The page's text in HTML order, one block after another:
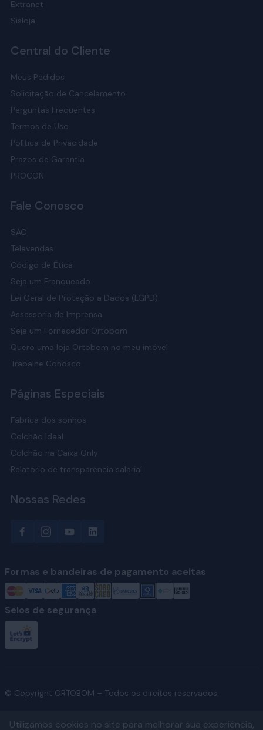
Extranet
Sisloja
Central do Cliente
Meus Pedidos
Solicitação de Cancelamento
Perguntas Frequentes
Termos de Uso
Política de Privacidade
Prazos de Garantia
PROCON
Fale Conosco
SAC
Televendas
Código de Ética
Seja um Franqueado
Lei Geral de Proteção a Dados (LGPD)
Assessoria de Imprensa
Seja um Fornecedor Ortobom
Quero uma loja Ortobom no meu imóvel
Trabalhe Conosco
Páginas Especiais
Fábrica dos sonhos
Colchão Ideal
Colchão na Caixa Only
Relatório de transparência salarial
Nossas Redes
Formas e bandeiras de pagamento aceitas
Selos de segurança
© Copyright ORTOBOM – Todos os direitos reservados.
Utilizamos cookies no site para melhorar sua experiência,